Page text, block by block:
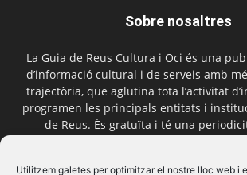
Utilitzem galetes per optimitzar el nostre lloc web i
Sobre nosaltres
La Guia de Reus Cultura i Oci és una
d’informació cultural i de serveis amb
trajectòria, que aglutina tota l’activitat
programen les principals entitats i
de Reus. És gratuïta i té una